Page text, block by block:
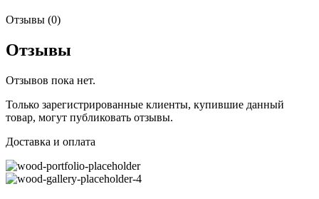
Отзывы (0)
Отзывы
Отзывов пока нет.
Только зарегистрированные клиенты, купившие данный
товар, могут публиковать отзывы.
Доставка и оплата